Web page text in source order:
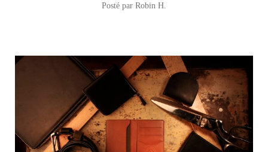
Posté par Robin H.